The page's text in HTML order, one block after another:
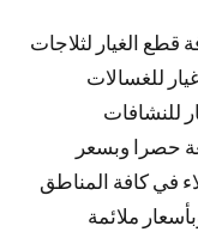
قطع الغيار لثلاجات
للغسالات
للنشافات
حصرا وبسعر
في كافة المناطق
ملائمة